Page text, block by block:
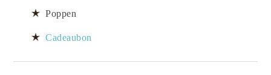
Poppen
Cadeaubon